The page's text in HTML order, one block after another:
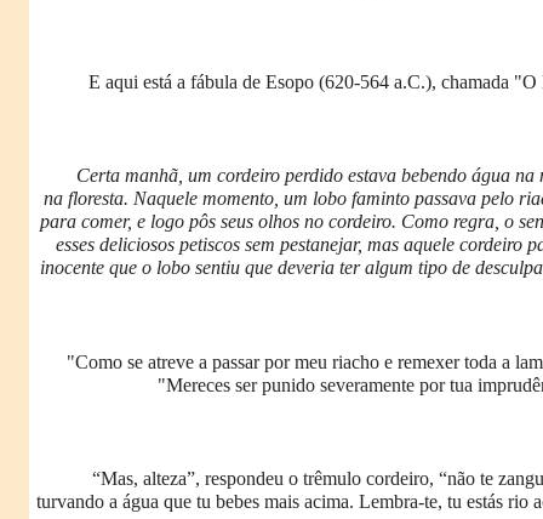
E aqui está a fábula de Esopo (620-564 a.C.), chamada
Certa manhã, um cordeiro perdido estava bebendo água na
na floresta. Naquele momento, um lobo faminto passava pelo
para comer, e logo pôs seus olhos no cordeiro. Como regra, o
esses deliciosos petiscos sem pestanejar, mas aquele cordeiro
inocente que o lobo sentiu que deveria ter algum tipo de
"Como se atreve a passar por meu riacho e remexer toda a
"Mereces ser punido severamente por tua
“Mas, alteza”, respondeu o trêmulo cordeiro, “não te
turvando a água que tu bebes mais acima. Lembra-te, tu estás rio